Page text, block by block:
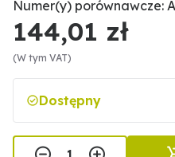
Numer(y) porównawcze:
144,01 zł
(W tym VAT)
Dostępny